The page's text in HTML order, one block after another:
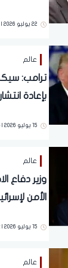
22 يوليو 2026 | 11:21 صباحاً
عالم
ترامب:
بإعادة
15 يوليو 2026 | 06:56 مساءً
عالم
وزير دفاع
الأمن
15 يوليو 2026 | 04:32 مساءً
عالم